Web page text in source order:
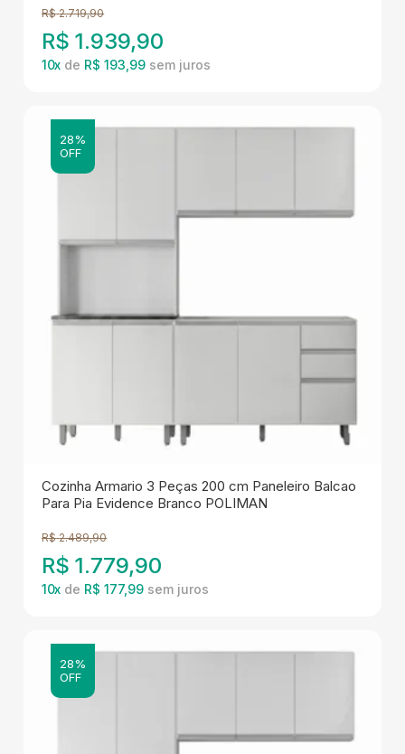
R$ 2.719,90
R$ 1.939,90
10x de R$ 193,99
28%
OFF
Cozinha Armario 3 Peças 200 cm Paneleiro Balcao
Para Pia Evidence Branco POLIMAN
R$ 2.489,90
R$ 1.779,90
10x de R$ 177,99
28%
OFF